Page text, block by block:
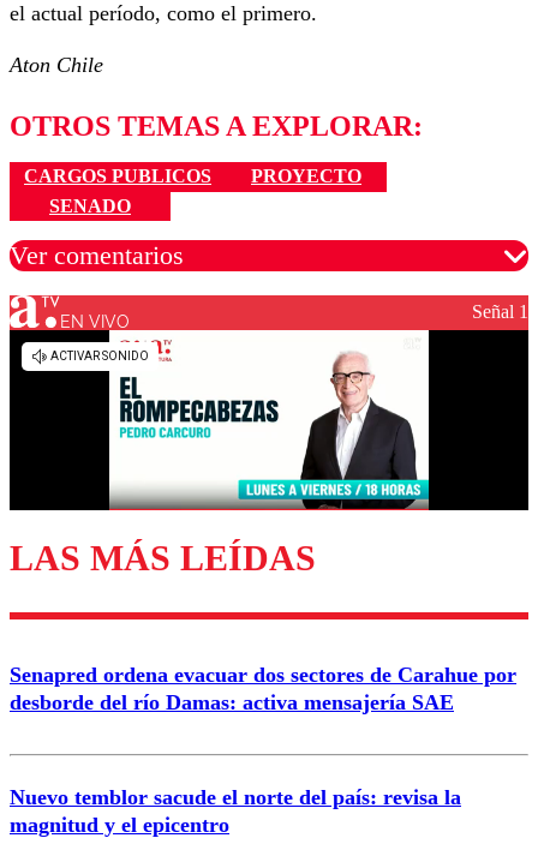
el actual período, como el primero.
Aton Chile
OTROS TEMAS A EXPLORAR:
CARGOS PUBLICOS
PROYECTO
SENADO
Ver comentarios
Los comentarios son moderados para garantizar un
diálogo respetuoso.
Enviar comentario
EN VIVO Señal 1
LAS MÁS LEÍDAS
Senapred ordena evacuar dos sectores de Carahue por
desborde del río Damas: activa mensajería SAE
Nuevo temblor sacude el norte del país: revisa la
magnitud y el epicentro